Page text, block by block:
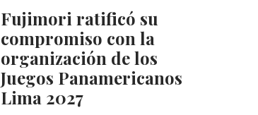
Fujimori ratificó su
compromiso con la
organización de los
Juegos Panamericanos
Lima 2027